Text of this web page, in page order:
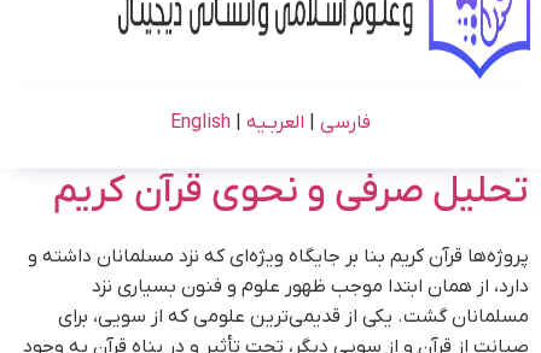
فارسی العربـیه English
تحلیل صرفی و نحوی قرآن کریم
پروژه‌ها قرآن کریم بنا بر جایگاه ویژه‌ای که نزد مسلمانان داشته و
دارد، از همان ابتدا موجب ظهور علوم و فنون بسیاری نزد
مسلمانان گشت. یکی از قدیمی‌ترین علومی که از سویی، برای
صیانت از قرآن و از سویی دیگر، تحت تأثیر و در پناه قرآن به وجود